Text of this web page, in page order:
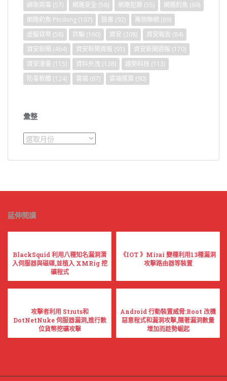
綁架病毒 (57) 網路安全 (58) 網路犯罪 (55) 網路釣魚 (69)
網路釣魚 Phishing (167) 臉書 (92) 萬物聯網 (69)
虛擬貨幣 (58) 詐騙 (160) 資安 (208) 資安報告 (84)
資安新聞 (464) 資安新聞周報 (91) 資安新聞週報 (170)
資安漫畫 (115) 資料外洩 (138) 趨勢科技 (113)
防毒軟體 (124) 雲端 (67) 雲端運算 (90)
彙整
彙
延伸閱讀
BlackSquid 利用八種知名漏洞潛
入伺服器與磁碟,並植入 XMRig 挖
礦程式
《IOT 》Mirai 變種利用13種漏洞
攻擊路由器等裝置
攻擊者利用 Struts和
DotNetNuke 伺服器漏洞,進行數
位貨幣挖礦攻擊
Android 行動裝置威脅:Root 改機
惡意程式和漏洞攻擊,隨著漏洞數量
增加而趁勢崛起